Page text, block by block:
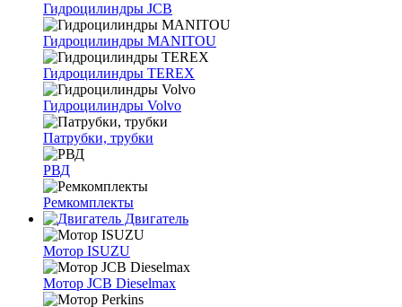
Гидроцилиндры JCB
Гидроцилиндры MANITOU
Гидроцилиндры TEREX
Гидроцилиндры Volvo
Патрубки, трубки
РВД
Ремкомплекты
Двигатель
Мотор ISUZU
Мотор JCB Dieselmax